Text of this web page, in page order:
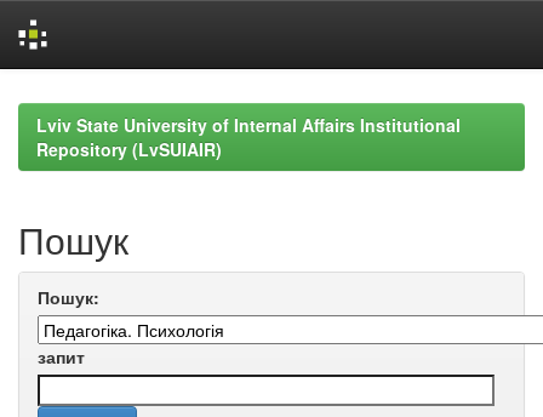
navigationLviv State University of Internal Affairs Institutional
Repository (LvSUIAIR)
Пошук
Пошук:
запит